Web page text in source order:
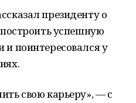
президенту о
построить успешную
и поинтересовался у
свою карьеру», — с